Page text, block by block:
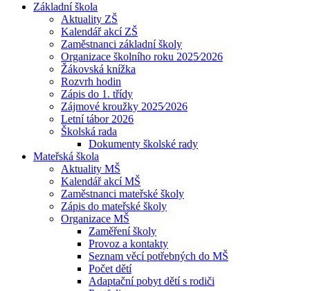
Základní škola
Aktuality ZŠ
Kalendář akcí ZŠ
Zaměstnanci základní školy
Organizace školního roku 2025⁄2026
Žákovská knížka
Rozvrh hodin
Zápis do 1. třídy
Zájmové kroužky 2025⁄2026
Letní tábor 2026
Školská rada
Dokumenty školské rady
Mateřská škola
Aktuality MŠ
Kalendář akcí MŠ
Zaměstnanci mateřské školy
Zápis do mateřské školy
Organizace MŠ
Zaměření školy
Provoz a kontakty
Seznam věcí potřebných do MŠ
Počet dětí
Adaptační pobyt dětí s rodiči